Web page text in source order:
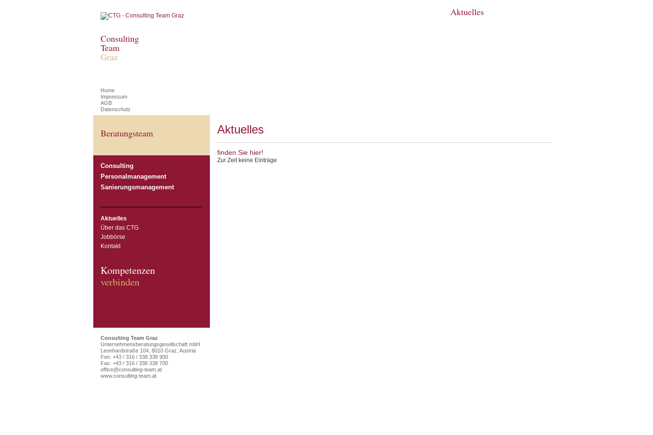
Consulting
Team
Graz
Home
Impressum
AGB
Datenschutz
Aktuelles
Beratungsteam
Consulting
Personalmanagement
Sanierungsmanagement
Aktuelles
Über das CTG
Jobbörse
Kontakt
Kompetenzen
verbinden
Consulting Team Graz
Unternehmensberatungsgesellschaft mbH
Leonhardstraße 104, 8010 Graz, Austria
Fon: +43 / 316 / 338 338 900
Fax: +43 / 316 / 338 338 700
office@consulting-team.at
www.consulting-team.at
Aktuelles
finden Sie hier!
Zur Zeit keine Einträge